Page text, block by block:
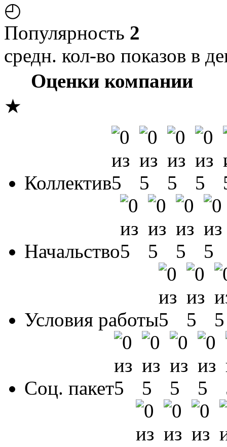
◴
Популярность 2
средн. кол-во показов в
Оценки компании
★
Коллектив
Начальство
Условия работы
Соц. пакет